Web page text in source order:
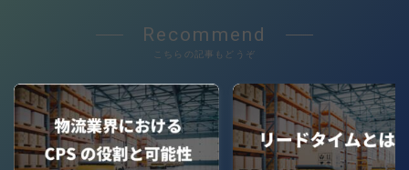
Recommend
こちらの記事もどうぞ